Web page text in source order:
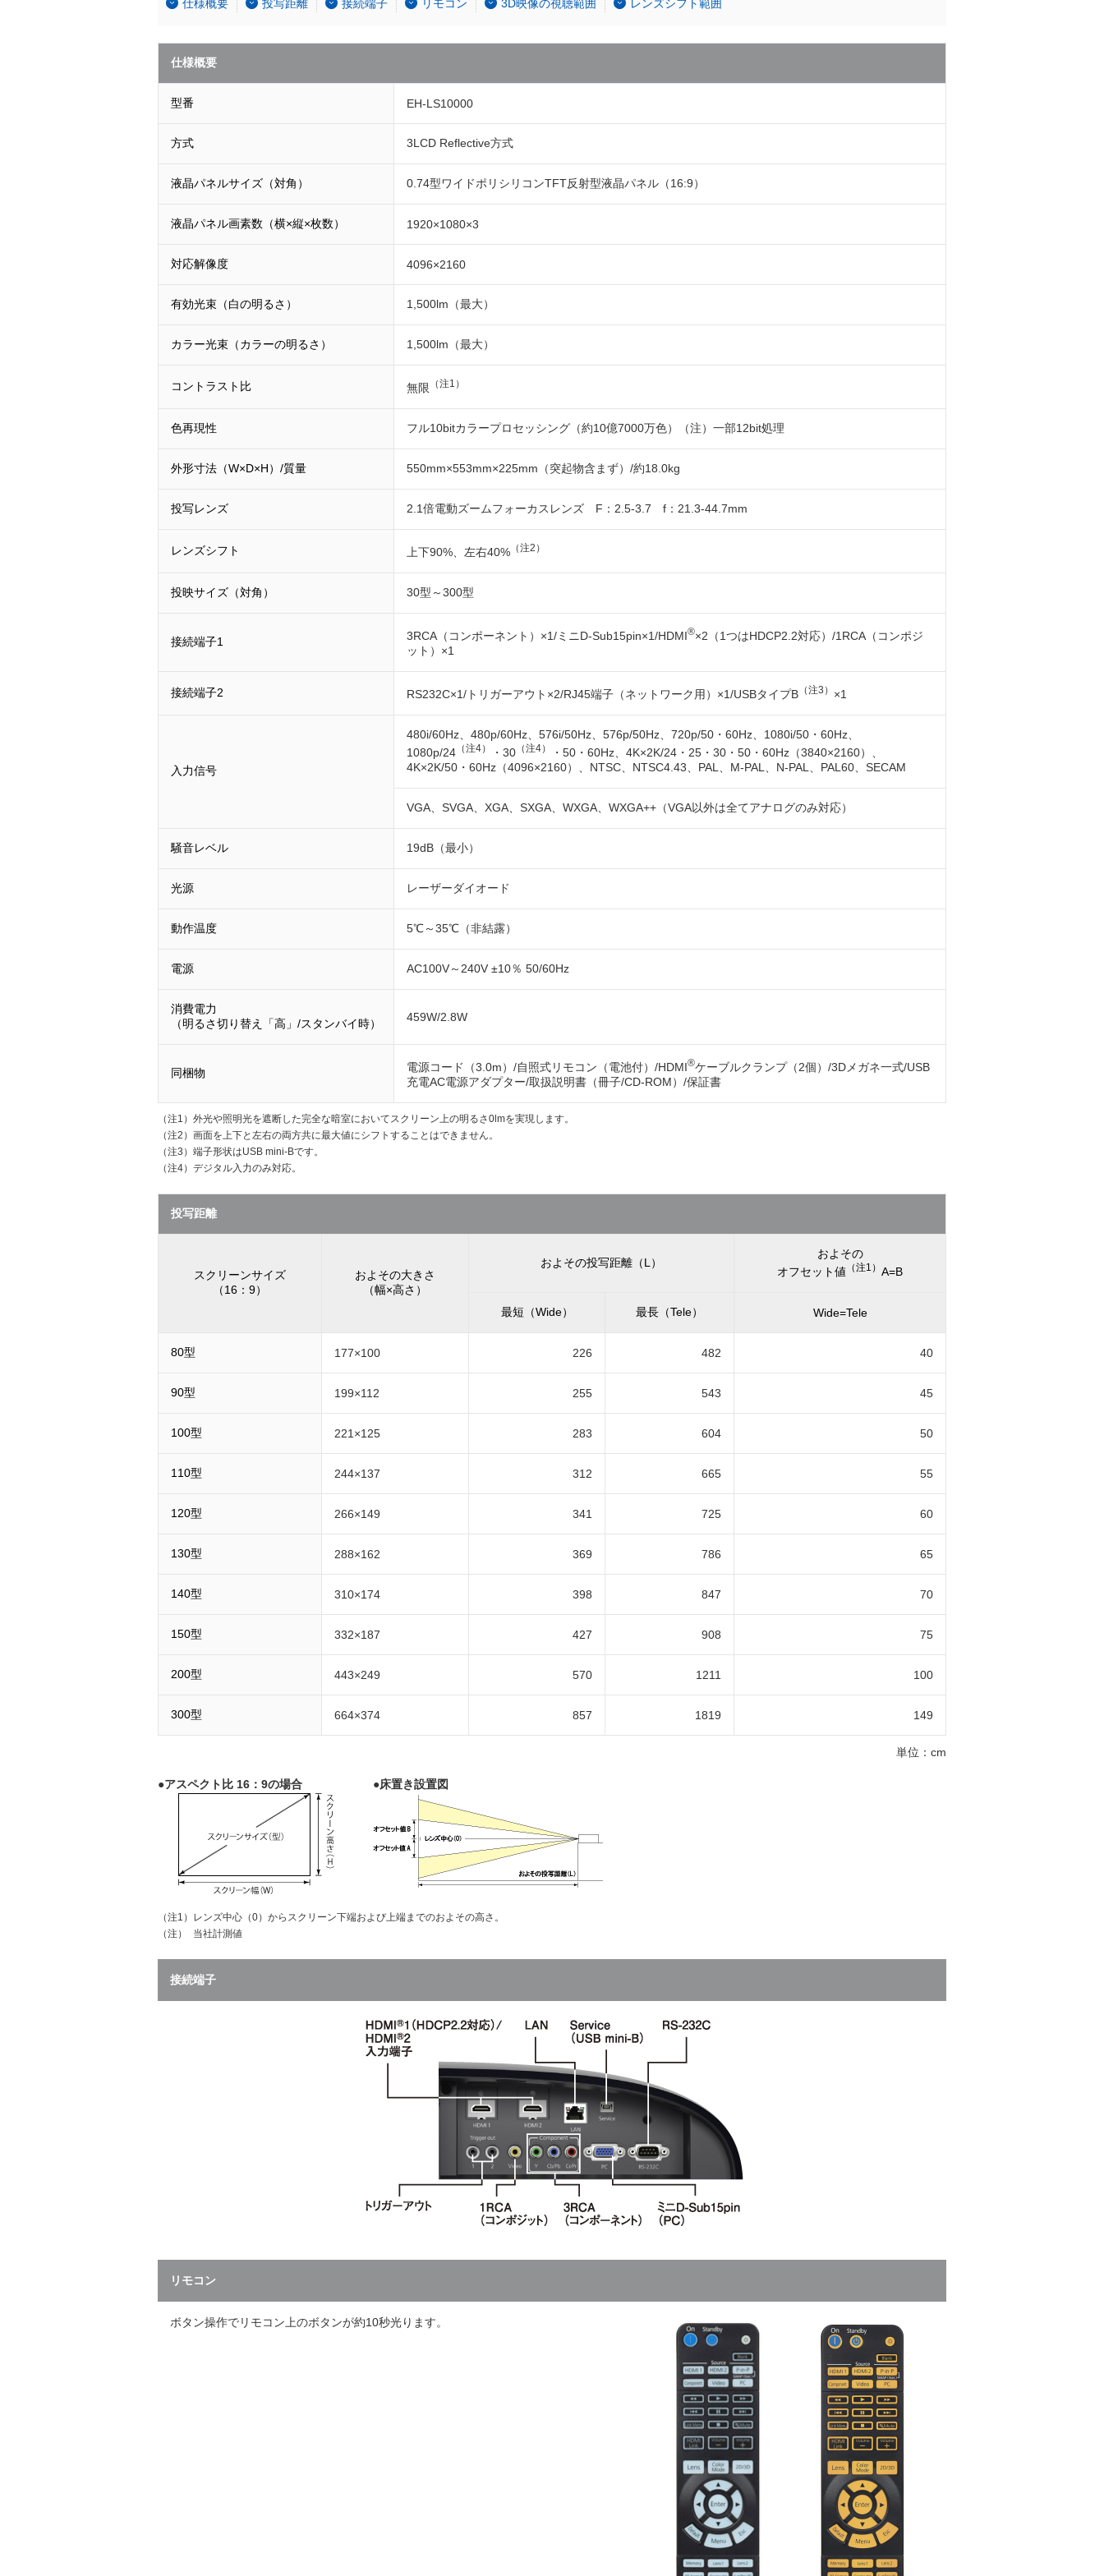
仕様概要 投写距離 接続端子 リモコン 3D映像の視聴範囲 レンズシフト範囲
仕様概要
型番 EH-LS10000
方式 3LCD Reflective方式
液晶パネルサイズ（対角） 0.74型ワイドポリシリコンTFT反射型液晶パネル（16:9）
液晶パネル画素数（横×縦×枚数） 1920×1080×3
対応解像度 4096×2160
有効光束（白の明るさ） 1,500lm（最大）
カラー光束（カラーの明るさ） 1,500lm（最大）
コントラスト比 無限 （注1）
色再現性 フル10bitカラープロセッシング（約10億7000万色）（注）一部12bit処理
外形寸法（W×D×H）/質量 550mm×553mm×225mm（突起物含まず）/約18.0kg
投写レンズ 2.1倍電動ズームフォーカスレンズ F：2.5-3.7 f：21.3-44.7mm
レンズシフト 上下90%、左右40% （注2）
投映サイズ（対角） 30型～300型
接続端子1 3RCA（コンポーネント）×1/ミニD-Sub15pin×1/HDMI®×2（1つはHDCP2.2対応）/1RCA（コンポジ
ット）×1
接続端子2 RS232C×1/トリガーアウト×2/RJ45端子（ネットワーク用）×1/USBタイプB （注3） ×1
入力信号
480i/60Hz、480p/60Hz、576i/50Hz、576p/50Hz、720p/50・60Hz、1080i/50・60Hz、
1080p/24 （注4） ・30 （注4）
・50・60Hz、4K×2K/24・25・30・50・60Hz（3840×2160）、
4K×2K/50・60Hz（4096×2160）、NTSC、NTSC4.43、PAL、M-PAL、N-PAL、PAL60、SECAM
VGA、SVGA、XGA、SXGA、WXGA、WXGA++（VGA以外は全てアナログのみ対応）
騒音レベル 19dB（最小）
光源 レーザーダイオード
動作温度 5℃～35℃（非結露）
電源 AC100V～240V ±10％ 50/60Hz
消費電力
（明るさ切り替え「高」/スタンバイ時）
459W/2.8W
同梱物 電源コード（3.0m）/自照式リモコン（電池付）/HDMI®ケーブルクランプ（2個）/3Dメガネ一式/USB
充電AC電源アダプター/取扱説明書（冊子/CD-ROM）/保証書
（注1） 外光や照明光を遮断した完全な暗室においてスクリーン上の明るさ0lmを実現します。
（注2） 画面を上下と左右の両方共に最大値にシフトすることはできません。
（注3） 端子形状はUSB mini-Bです。
（注4） デジタル入力のみ対応。
投写距離
スクリーンサイズ
（16：9）
およその大きさ
（幅×高さ）
およその投写距離（L）
およその
オフセット値 （注1） A=B
最短（Wide） 最長（Tele） Wide=Tele
80型 177×100 226 482 40
90型 199×112 255 543 45
100型 221×125 283 604 50
110型 244×137 312 665 55
120型 266×149 341 725 60
130型 288×162 369 786 65
140型 310×174 398 847 70
150型 332×187 427 908 75
200型 443×249 570 1211 100
300型 664×374 857 1819 149
単位：cm
●アスペクト比 16：9の場合 ●床置き設置図
（注1） レンズ中心（0）からスクリーン下端および上端までのおよその高さ。
（注）
当社計測値
接続端子
リモコン
ボタン操作でリモコン上のボタンが約10秒光ります。